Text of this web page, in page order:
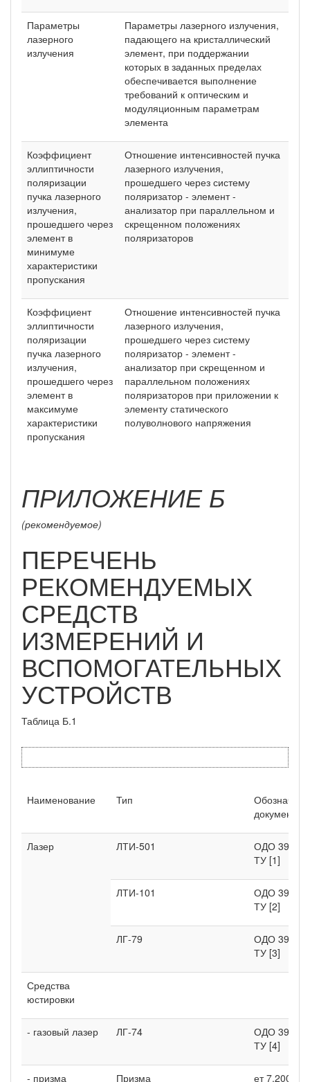
Параметры
лазерного
излучения
Параметры лазерного излучения,
падающего на кристаллический
элемент, при поддержании
которых в заданных пределах
обеспечивается выполнение
требований к оптическим и
модуляционным параметрам
элемента
Коэффициент
эллиптичности
поляризации
пучка лазерного
излучения,
прошедшего через
элемент в
минимуме
характеристики
пропускания
Отношение интенсивностей пучка
лазерного излучения,
прошедшего через систему
поляризатор - элемент -
анализатор при параллельном и
скрещенном положениях
поляризаторов
Коэффициент
эллиптичности
поляризации
пучка лазерного
излучения,
прошедшего через
элемент в
максимуме
характеристики
пропускания
Отношение интенсивностей пучка
лазерного излучения,
прошедшего через систему
поляризатор - элемент -
анализатор при скрещенном и
параллельном положениях
поляризаторов при приложении к
элементу статического
полуволнового напряжения
ПРИЛОЖЕНИЕ Б
(рекомендуемое)
ПЕРЕЧЕНЬ
РЕКОМЕНДУЕМЫХ
СРЕДСТВ
ИЗМЕРЕНИЙ И
ВСПОМОГАТЕЛЬНЫХ
УСТРОЙСТВ
Таблица Б.1
Наименование Тип
документа
Лазер ЛТИ-501
ОДО
ТУ [1]
ЛТИ-101
ОДО
ТУ [2]
ЛГ-79
ОДО
ТУ [3]
Средства
юстировки
- газовый лазер ЛГ-74
ОДО
ТУ [4]
- призма Призма ет 7.200.025